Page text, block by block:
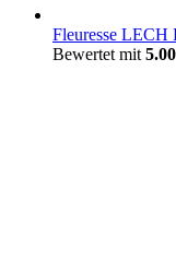
Fleuresse LECH
Bewertet mit 5.00